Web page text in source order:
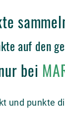
auf den
bei
und punkte